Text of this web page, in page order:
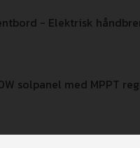
- Elektrisk
solpanel med MPPT